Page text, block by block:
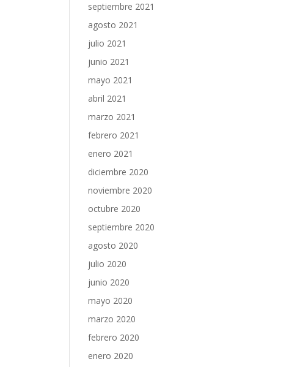
septiembre 2021
agosto 2021
julio 2021
junio 2021
mayo 2021
abril 2021
marzo 2021
febrero 2021
enero 2021
diciembre 2020
noviembre 2020
octubre 2020
septiembre 2020
agosto 2020
julio 2020
junio 2020
mayo 2020
marzo 2020
febrero 2020
enero 2020